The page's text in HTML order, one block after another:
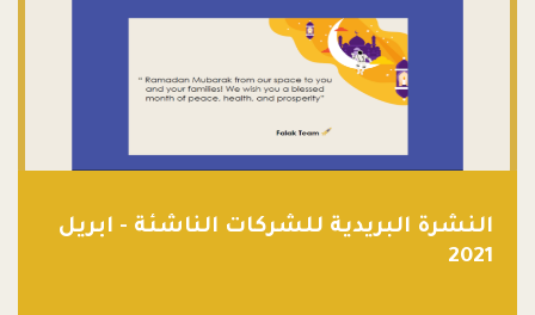
النشرة البريدية للشركات الناشئة - ابريل
2021